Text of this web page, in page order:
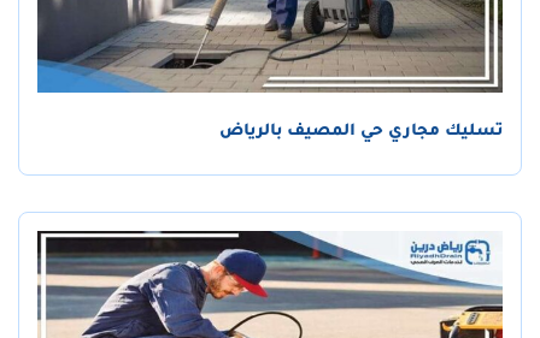
تسليك مجاري حي المصيف بالرياض